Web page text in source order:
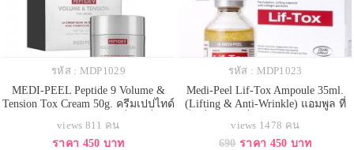
รหัส : MDP1029
MEDI-PEEL Peptide 9 Volume &
Tension Tox Cream 50g. ครีมเปปไทด์
ยกกระชับ ชุ่มชื้นอ่อนเยาว์ชุ่มชื้น
อ่อนเยาว์อุดมด้วยส่วนผสมจดสิทธิ
views 811 คน
ราคา 450 บาท
รหัส : MDP1023
Medi-Peel Lif-Tox Ampoule 35ml.
(Lifting & Anti-Wrinkle) แอมพูล ที่
กว่า ยกกระชับระดับสปาเกาหลี
อารมณ์แบบทรีตเมนท์เฉพาะจุดลง
views 1478 คน
690 ราคา 450 บาท